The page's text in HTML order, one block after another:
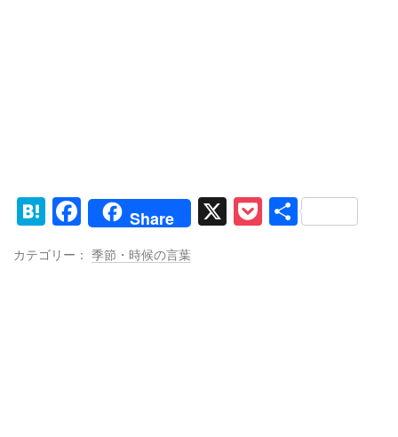
H
e
F
c
Share X
P 共
カテゴリー： 季節・時候の言葉